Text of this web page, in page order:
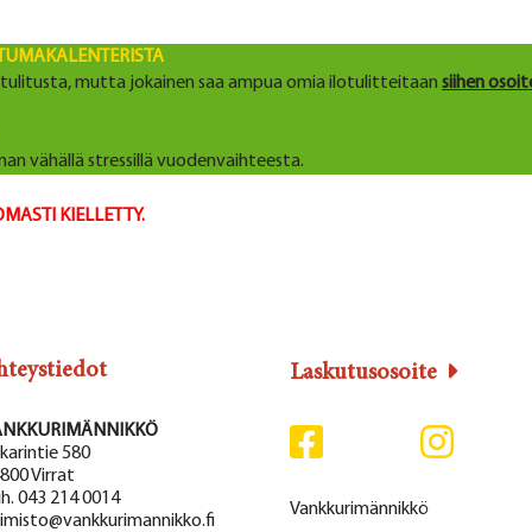
mutta jokainen saa ampua omia ilotulitteitaan siihen
vähällä stressillä vuodenvaihteesta.
KIELLETTY.
580
Virrat
043 214 0014
Laskutusosoite
Vankkurimännikkö